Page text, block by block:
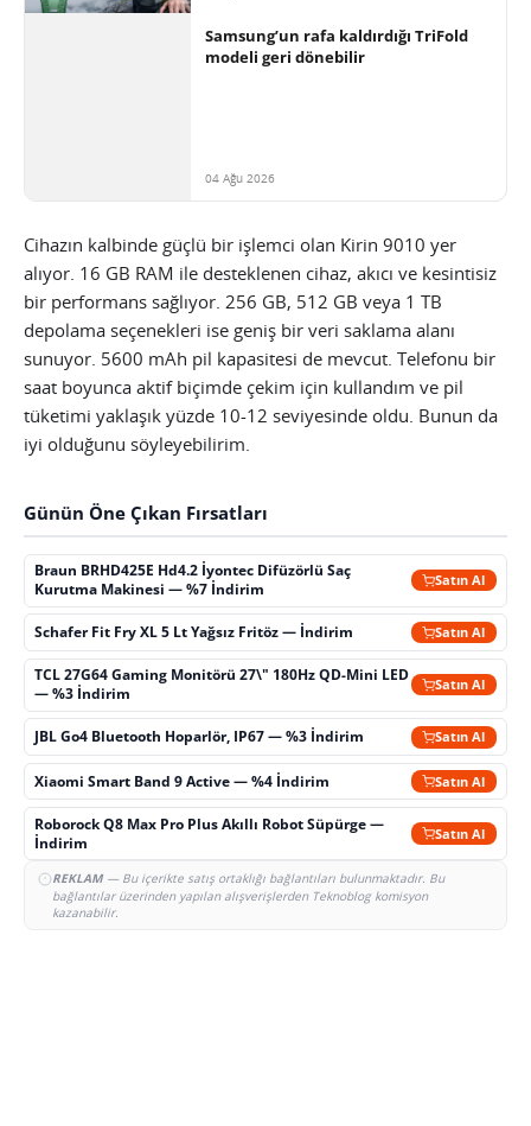
Samsung’un rafa kaldırdığı TriFold
modeli geri dönebilir
04 Ağu 2026
Cihazın kalbinde güçlü bir işlemci olan Kirin 9010 yer
alıyor. 16 GB RAM ile desteklenen cihaz, akıcı ve kesintisiz
bir performans sağlıyor. 256 GB, 512 GB veya 1 TB
depolama seçenekleri ise geniş bir veri saklama alanı
sunuyor. 5600 mAh pil kapasitesi de mevcut. Telefonu bir
saat boyunca aktif biçimde çekim için kullandım ve pil
tüketimi yaklaşık yüzde 10-12 seviyesinde oldu. Bunun da
iyi olduğunu söyleyebilirim.
Günün Öne Çıkan Fırsatları
Braun BRHD425E Hd4.2 İyontec Difüzörlü Saç
Kurutma Makinesi — %7 İndirim
Satın Al
Schafer Fit Fry XL 5 Lt Yağsız Fritöz — İndirim Satın Al
TCL 27G64 Gaming Monitörü 27\" 180Hz QD-Mini LED
— %3 İndirim
Satın Al
JBL Go4 Bluetooth Hoparlör, IP67 — %3 İndirim Satın Al
Xiaomi Smart Band 9 Active — %4 İndirim Satın Al
Roborock Q8 Max Pro Plus Akıllı Robot Süpürge —
İndirim
Satın Al
REKLAM— Bu içerikte satış ortaklığı bağlantıları bulunmaktadır. Bu
bağlantılar üzerinden yapılan alışverişlerden Teknoblog komisyon
kazanabilir.